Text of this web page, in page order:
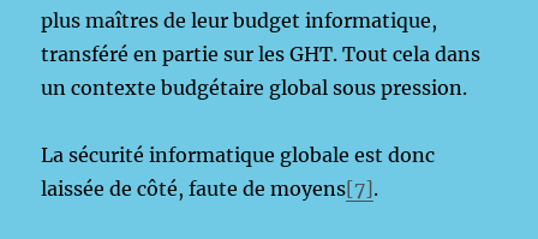
plus maîtres de leur budget informatique,
transféré en partie sur les GHT. Tout cela dans
un contexte budgétaire global sous pression.
La sécurité informatique globale est donc
laissée de côté, faute de moyens[7].